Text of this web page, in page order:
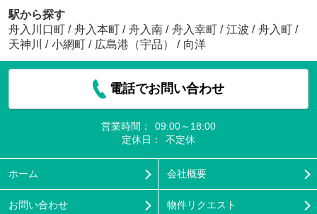
駅から探す
舟入川口町 / 舟入本町 / 舟入南 / 舟入幸町 / 江波 / 舟入町 /
天神川
/ 小網町 / 広島港（宇品） / 向洋
電話でお問い合わせ
営業時間：
09:00～18:00
定休日：
不定休
ホーム 会社概要
お問い合わせ 物件リクエスト